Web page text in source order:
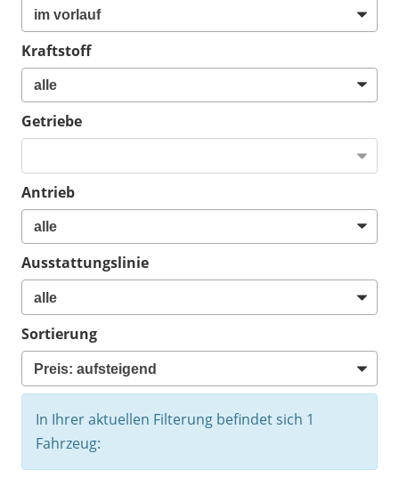
Kraftstoff
Getriebe
Antrieb
Ausstattungslinie
Sortierung
In Ihrer aktuellen Filterung befindet sich 1
Fahrzeug: